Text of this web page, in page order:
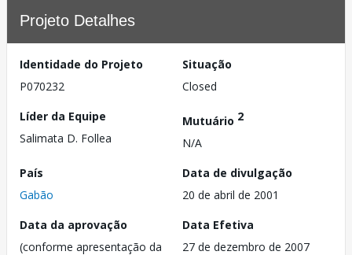
Projeto Detalhes
Identidade do Projeto
P070232
Situação
Closed
Líder da Equipe
Salimata D. Follea
Mutuário 2
N/A
País
Gabão
Data de divulgação
20 de abril de 2001
Data da aprovação
(conforme apresentação da
Data Efetiva
27 de dezembro de 2007